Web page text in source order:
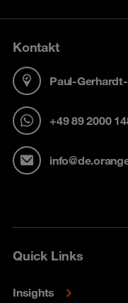
Kontakt
Paul-
+49 89 2000
Quick Links
Insights